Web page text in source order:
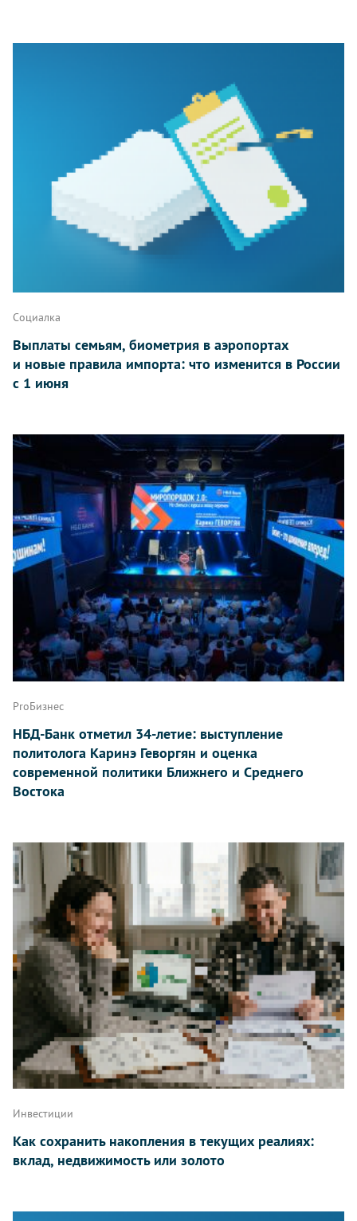
Социалка
Выплаты семьям, биометрия в аэропортах
и новые правила импорта: что изменится в России
с 1 июня
ProБизнес
НБД-Банк отметил 34-летие: выступление
политолога Каринэ Геворгян и оценка
современной политики Ближнего и Среднего
Востока
Инвестиции
Как сохранить накопления в текущих реалиях:
вклад, недвижимость или золото